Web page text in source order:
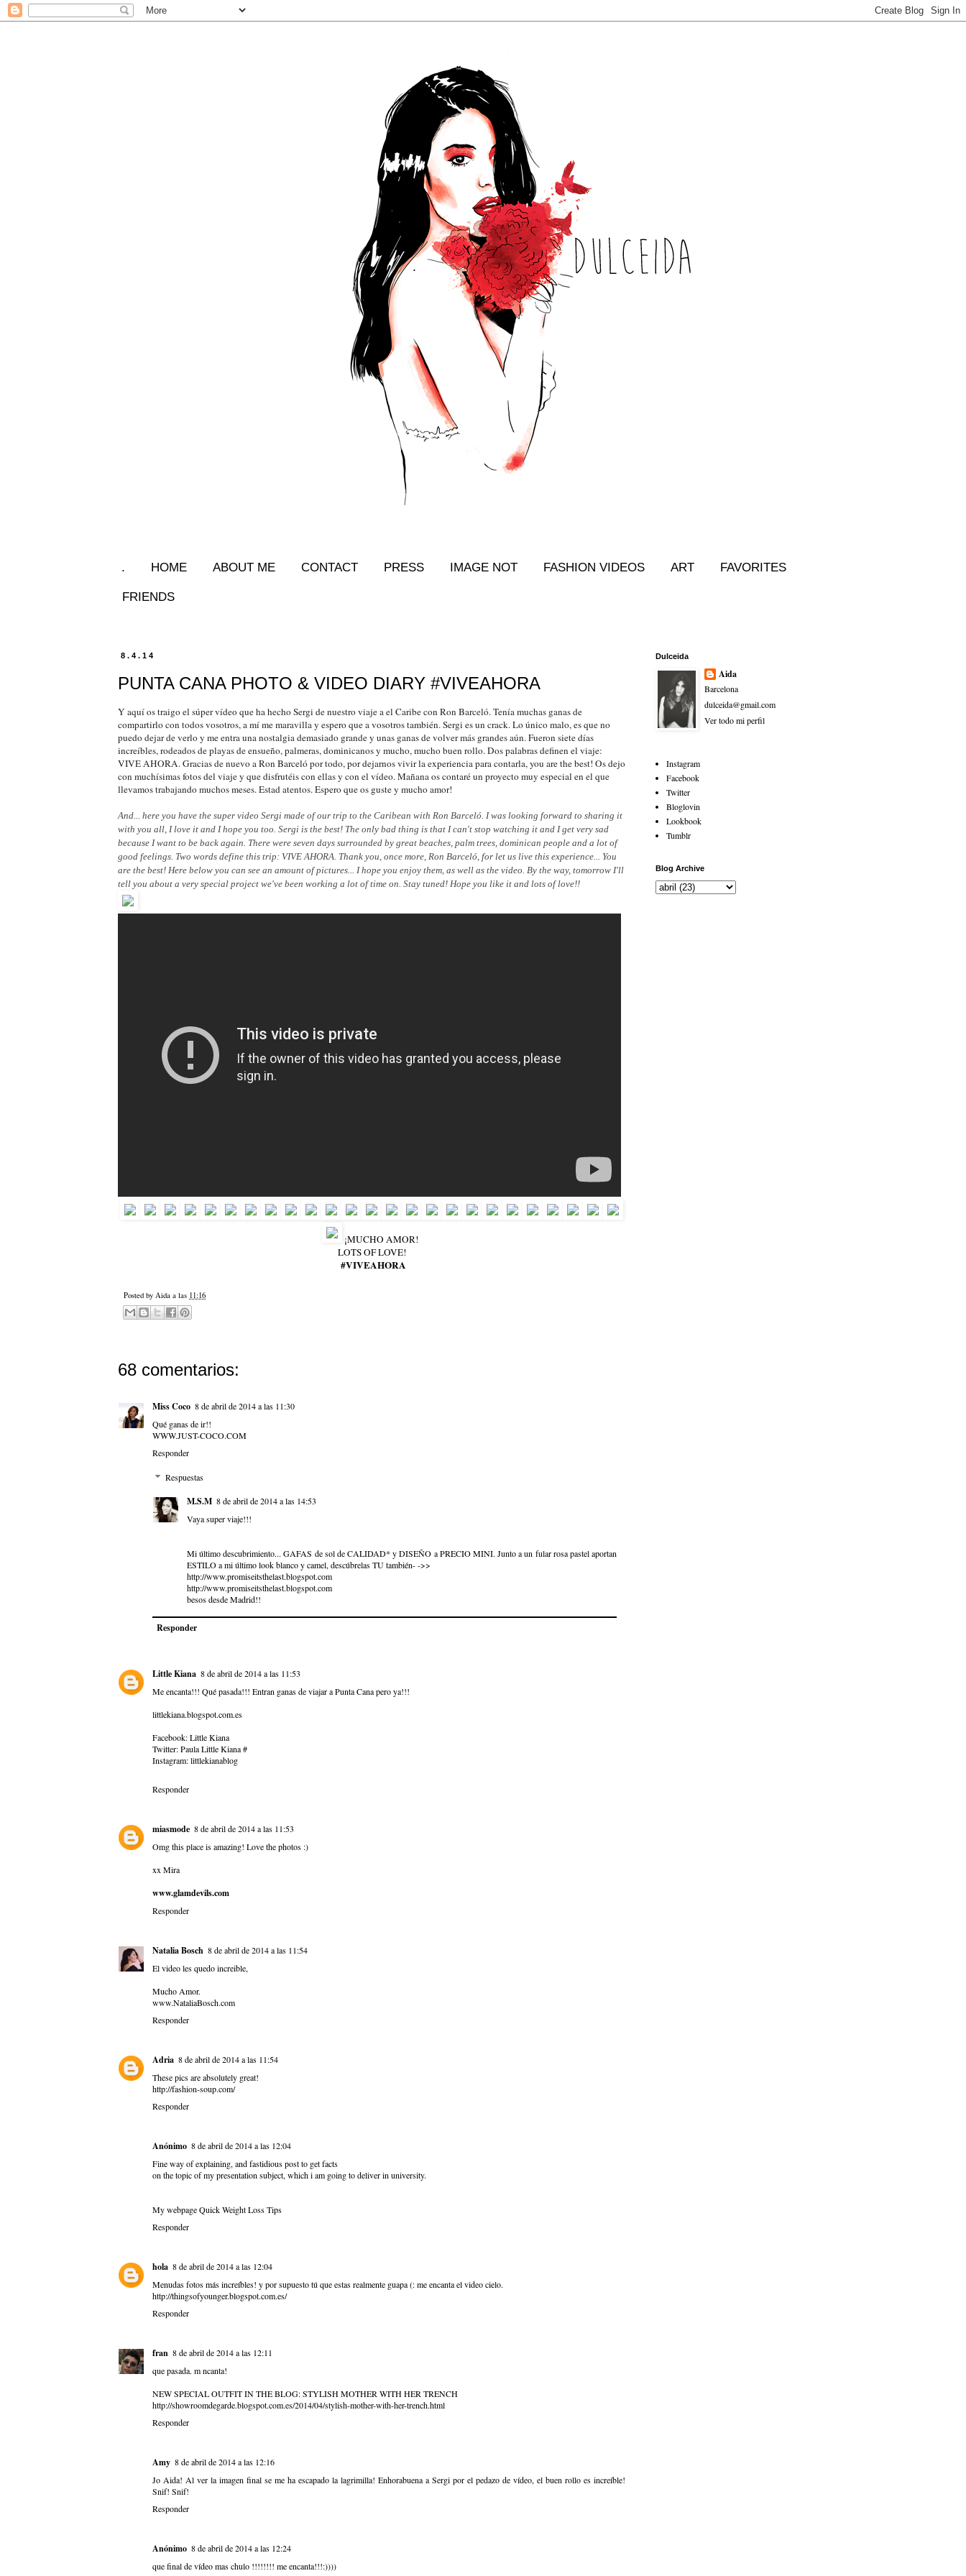
. HOME ABOUT ME CONTACT PRESS IMAGE NOT FASHION VIDEOS ART FAVORITES
FRIENDS
8.4.14
PUNTA CANA PHOTO & VIDEO DIARY #VIVEAHORA
Y aquí os traigo el súper vídeo que ha hecho Sergi de nuestro viaje a el Caribe con Ron Barceló. Tenía muchas ganas de
compartirlo con todos vosotros, a mí me maravilla y espero que a vosotros también. Sergi es un crack. Lo único malo, es que no
puedo dejar de verlo y me entra una nostalgia demasiado grande y unas ganas de volver más grandes aún. Fueron siete días
increíbles, rodeados de playas de ensueño, palmeras, dominicanos y mucho, mucho buen rollo. Dos palabras definen el viaje:
VIVE AHORA. Gracias de nuevo a Ron Barceló por todo, por dejarnos vivir la experiencia para contarla, you are the best! Os dejo
con muchísimas fotos del viaje y que disfrutéis con ellas y con el vídeo. Mañana os contaré un proyecto muy especial en el que
llevamos trabajando muchos meses. Estad atentos. Espero que os guste y mucho amor!
And... here you have the super video Sergi made of our trip to the Caribean with Ron Barceló. I was looking forward to sharing it
with you all, I love it and I hope you too. Sergi is the best! The only bad thing is that I can't stop watching it and I get very sad
because I want to be back again. There were seven days surrounded by great beaches, palm trees, dominican people and a lot of
good feelings. Two words define this trip: VIVE AHORA. Thank you, once more, Ron Barceló, for let us live this experience... You
are the best! Here below you can see an amount of pictures... I hope you enjoy them, as well as the video. By the way, tomorrow I'll
tell you about a very special project we've been working a lot of time on. Stay tuned! Hope you like it and lots of love!!
¡MUCHO AMOR!
LOTS OF LOVE!
#VIVEAHORA
Posted by Aida a las 11:16
68 comentarios:
Miss Coco 8 de abril de 2014 a las 11:30
Qué ganas de ir!!
WWW.JUST-COCO.COM
Responder
Respuestas
M.S.M 8 de abril de 2014 a las 14:53
Vaya super viaje!!!
Mi último descubrimiento... GAFAS de sol de CALIDAD* y DISEÑO a PRECIO MINI. Junto a un fular rosa pastel aportan
ESTILO a mi último look blanco y camel, descúbrelas TU también- ->>
http://www.promiseitsthelast.blogspot.com
http://www.promiseitsthelast.blogspot.com
besos desde Madrid!!
Responder
Little Kiana 8 de abril de 2014 a las 11:53
Me encanta!!! Qué pasada!!! Entran ganas de viajar a Punta Cana pero ya!!!
littlekiana.blogspot.com.es
Facebook: Little Kiana
Twitter: Paula Little Kiana #
Instagram: littlekianablog
Responder
miasmode 8 de abril de 2014 a las 11:53
Omg this place is amazing! Love the photos :)
xx Mira
www.glamdevils.com
Responder
Natalia Bosch 8 de abril de 2014 a las 11:54
El video les quedo increible,
Mucho Amor.
www.NataliaBosch.com
Responder
Adria 8 de abril de 2014 a las 11:54
These pics are absolutely great!
http://fashion-soup.com/
Responder
Anónimo 8 de abril de 2014 a las 12:04
Fine way of explaining, and fastidious post to get facts
on the topic of my presentation subject, which i am going to deliver in university.
My webpageQuick Weight Loss Tips
Responder
hola 8 de abril de 2014 a las 12:04
Menudas fotos más increíbles! y por supuesto tú que estas realmente guapa (: me encanta el video cielo.
http://thingsofyounger.blogspot.com.es/
Responder
fran 8 de abril de 2014 a las 12:11
que pasada. m ncanta!
NEW SPECIAL OUTFIT IN THE BLOG: STYLISH MOTHER WITH HER TRENCH
http://showroomdegarde.blogspot.com.es/2014/04/stylish-mother-with-her-trench.html
Responder
Amy 8 de abril de 2014 a las 12:16
Jo Aida! Al ver la imagen final se me ha escapado la lagrimilla! Enhorabuena a Sergi por el pedazo de vídeo, el buen rollo es increíble!
Snif! Snif!
Responder
Anónimo 8 de abril de 2014 a las 12:24
que final de vídeo mas chulo !!!!!!!! me encanta!!!:))))
Dulceida
Aida
Barcelona
dulceida@gmail.com
Ver todo mi perfil
Instagram
Facebook
Twitter
Bloglovin
Lookbook
Tumblr
Blog Archive